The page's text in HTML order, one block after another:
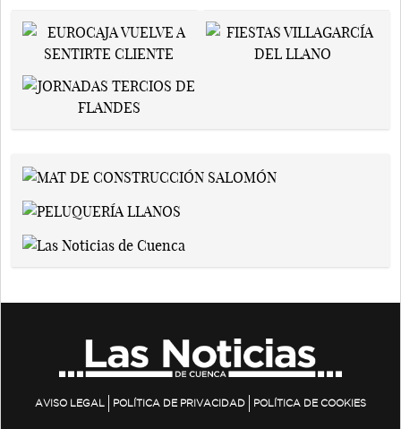
AVISO LEGAL POLÍTICA DE PRIVACIDAD POLÍTICA DE COOKIES